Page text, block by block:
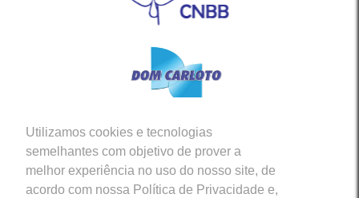
Utilizamos cookies e tecnologias
semelhantes com objetivo de prover a
melhor experiência no uso do nosso site, de
acordo com nossa Política de Privacidade e,
Siga-nos em nossas Redes Sociais